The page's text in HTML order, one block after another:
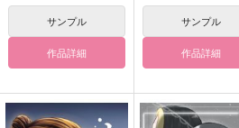
サンプル
作品詳細
サンプル
作品詳細